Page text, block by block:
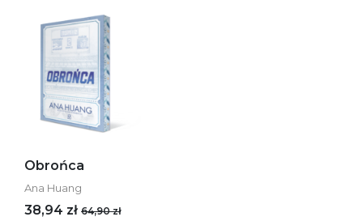
Obrońca
Ana Huang
38,94 zł 64,90 zł